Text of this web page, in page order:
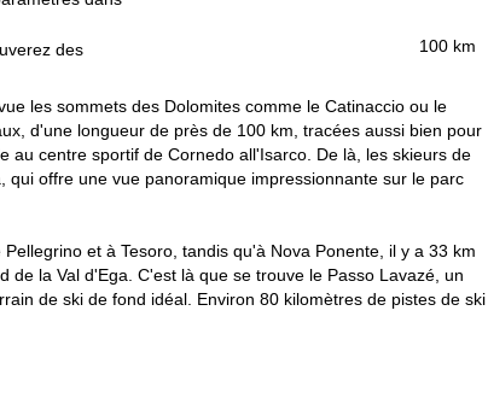
des
100 km
les sommets des Dolomites comme le Catinaccio ou le
d'une longueur de près de 100 km, tracées aussi bien pour
au centre sportif de Cornedo all'Isarco. De là, les skieurs de
offre une vue panoramique impressionnante sur le parc
et à Tesoro, tandis qu'à Nova Ponente, il y a 33 km
la Val d'Ega. C'est là que se trouve le Passo Lavazé, un
de ski de fond idéal. Environ 80 kilomètres de pistes de ski